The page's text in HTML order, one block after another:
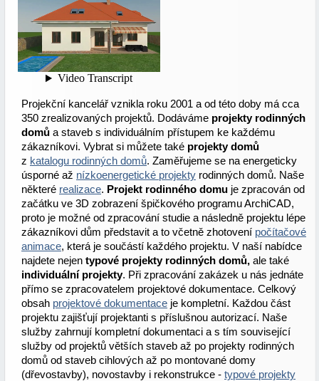
Projekční kancelář vznikla roku 2001 a od této doby má cca
350 zrealizovaných projektů. Dodáváme projekty rodinných
domů a staveb s individuálním přístupem ke každému
zákazníkovi. Vybrat si můžete také projekty domů
z katalogu rodinných domů. Zaměřujeme se na energeticky
úsporné až nízkoenergetické projekty rodinných domů. Naše
některé realizace. Projekt rodinného domu je zpracován od
začátku ve 3D zobrazení špičkového programu ArchiCAD,
proto je možné od zpracování studie a následně projektu lépe
zákazníkovi dům představit a to včetně zhotovení počítačové
animace, která je součástí každého projektu. V naší nabídce
najdete nejen typové projekty rodinných domů, ale také
individuální projekty. Při zpracování zakázek u nás jednáte
přímo se zpracovatelem projektové dokumentace. Celkový
obsah projektové dokumentace je kompletní. Každou část
projektu zajišťují projektanti s příslušnou autorizací. Naše
služby zahrnují kompletní dokumentaci a s tím související
služby od projektů větších staveb až po projekty rodinných
domů od staveb cihlových až po montované domy
(dřevostavby), novostavby i rekonstrukce - typové projekty